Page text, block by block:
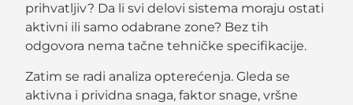
prihvatljiv? Da li svi delovi sistema moraju ostati
aktivni ili samo odabrane zone? Bez tih
odgovora nema tačne tehničke specifikacije.
Zatim se radi analiza opterećenja. Gleda se
aktivna i prividna snaga, faktor snage, vršne